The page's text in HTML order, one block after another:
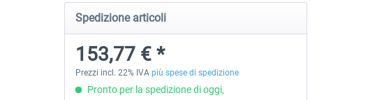
Spedizione articoli
153,77 € *
Prezzi incl. 22% IVA più spese di spedizione
Pronto per la spedizione di oggi,